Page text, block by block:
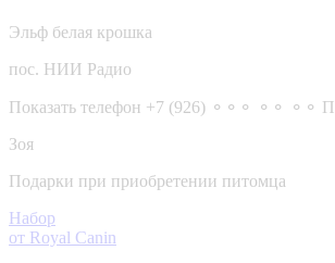
Эльф белая крошка
пос. НИИ Радио
Показать телефон +7 (926) ⚬⚬⚬ ⚬⚬ ⚬⚬
Зоя
Подарки при приобретении питомца
Набор
от Royal Canin